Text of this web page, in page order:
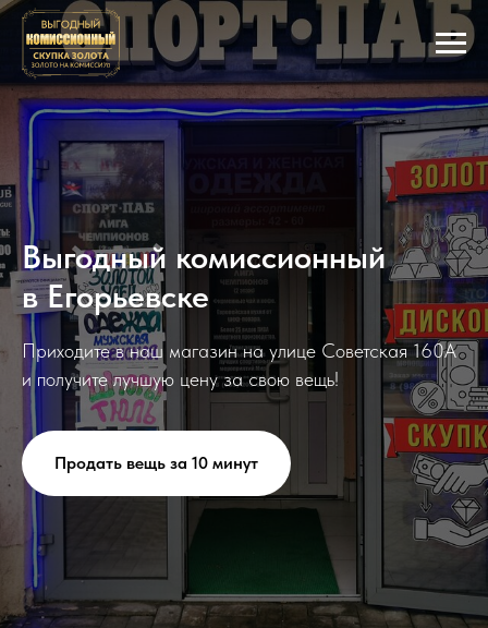
Выгодный комиссионный
в Егорьевске
Приходите в наш магазин на улице Советская 160А
и получите лучшую цену за свою вещь!
Продать вещь за 10 минут